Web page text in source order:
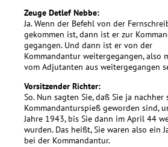
Zeuge Detlef Nebbe:
Ja. Wenn der Befehl von der
gekommen ist, dann ist er zur
gegangen. Und dann ist er von der
Kommandantur weitergegangen, also
vom Adjutanten aus weitergegangen
Vorsitzender Richter:
So. Nun sagten Sie, daß Sie ja nachher
Kommandanturspieß geworden sind,
Jahre 1943, bis Sie dann im April 44
wurden. Das heißt, Sie waren also ein
bei der Kommandantur.